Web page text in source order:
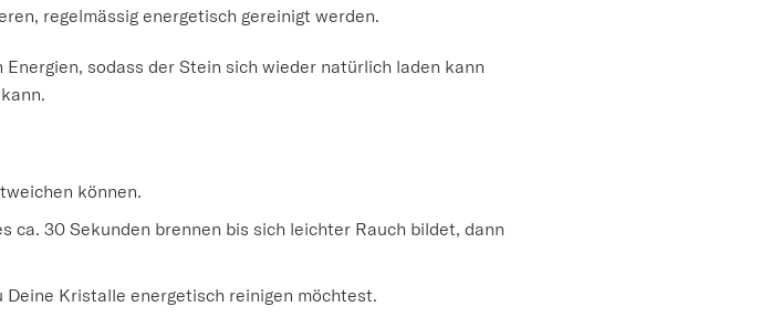
regelmässig energetisch gereinigt werden.
sodass der Stein sich wieder natürlich laden kann
können.
ca. 30 Sekunden brennen bis sich leichter Rauch bildet, dann
Kristalle energetisch reinigen möchtest.